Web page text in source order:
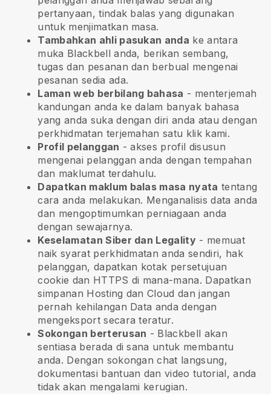
pertanyaan, tindak balas yang digunakan
untuk menjimatkan masa.
Tambahkan ahli pasukan anda ke antara
muka Blackbell anda, berikan sembang,
tugas dan pesanan dan berbual mengenai
pesanan sedia ada.
Laman web berbilang bahasa - menterjemah
kandungan anda ke dalam banyak bahasa
yang anda suka dengan diri anda atau dengan
perkhidmatan terjemahan satu klik kami.
Profil pelanggan - akses profil disusun
mengenai pelanggan anda dengan tempahan
dan maklumat terdahulu.
Dapatkan maklum balas masa nyata tentang
cara anda melakukan. Menganalisis data anda
dan mengoptimumkan perniagaan anda
dengan sewajarnya.
Keselamatan Siber dan Legality - memuat
naik syarat perkhidmatan anda sendiri, hak
pelanggan, dapatkan kotak persetujuan
cookie dan HTTPS di mana-mana. Dapatkan
simpanan Hosting dan Cloud dan jangan
pernah kehilangan Data anda dengan
mengeksport secara teratur.
Sokongan berterusan - Blackbell akan
sentiasa berada di sana untuk membantu
anda. Dengan sokongan chat langsung,
dokumentasi bantuan dan video tutorial, anda
tidak akan mengalami kerugian.